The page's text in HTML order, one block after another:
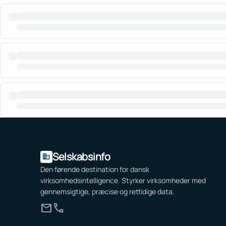
domain Selskabsinfo
Den førende destination for dansk
virksomhedsintelligence. Styrker virksomheder med
gennemsigtige, præcise og rettidige data.
mailcall